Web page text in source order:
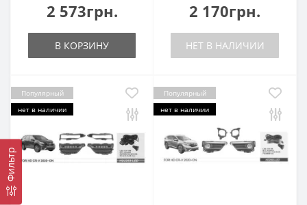
Фильтр
2 573грн.
В КОРЗИНУ
2 170грн.
НЕТ В НАЛИЧИИ
Популярный
нет в наличии
Популярный
нет в наличии